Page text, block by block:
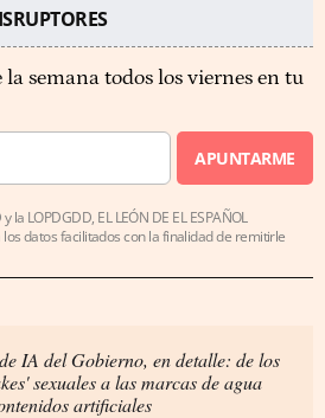
la semana todos los viernes en tu
APUNTARME
la LOPDGDD, EL LEÓN DE EL ESPAÑOL
los datos facilitados con la finalidad de remitirle
IA del Gobierno, en detalle: de los
sexuales a las marcas de agua
artificiales